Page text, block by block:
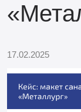
17.02.2025